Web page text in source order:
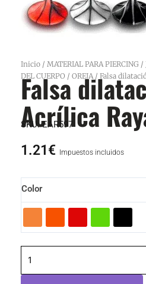
Inicio / MATERIAL PARA PIERCING /
DEL CUERPO / OREJA/ Falsa
Falsa
Acrílica
SKU:EAR597
1.21 € Impuestos incluidos
Color
Falsa
Acrílica
Rayas